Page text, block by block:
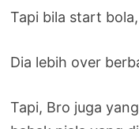
Tapi bila start bola,
Dia lebih over
Tapi, Bro juga